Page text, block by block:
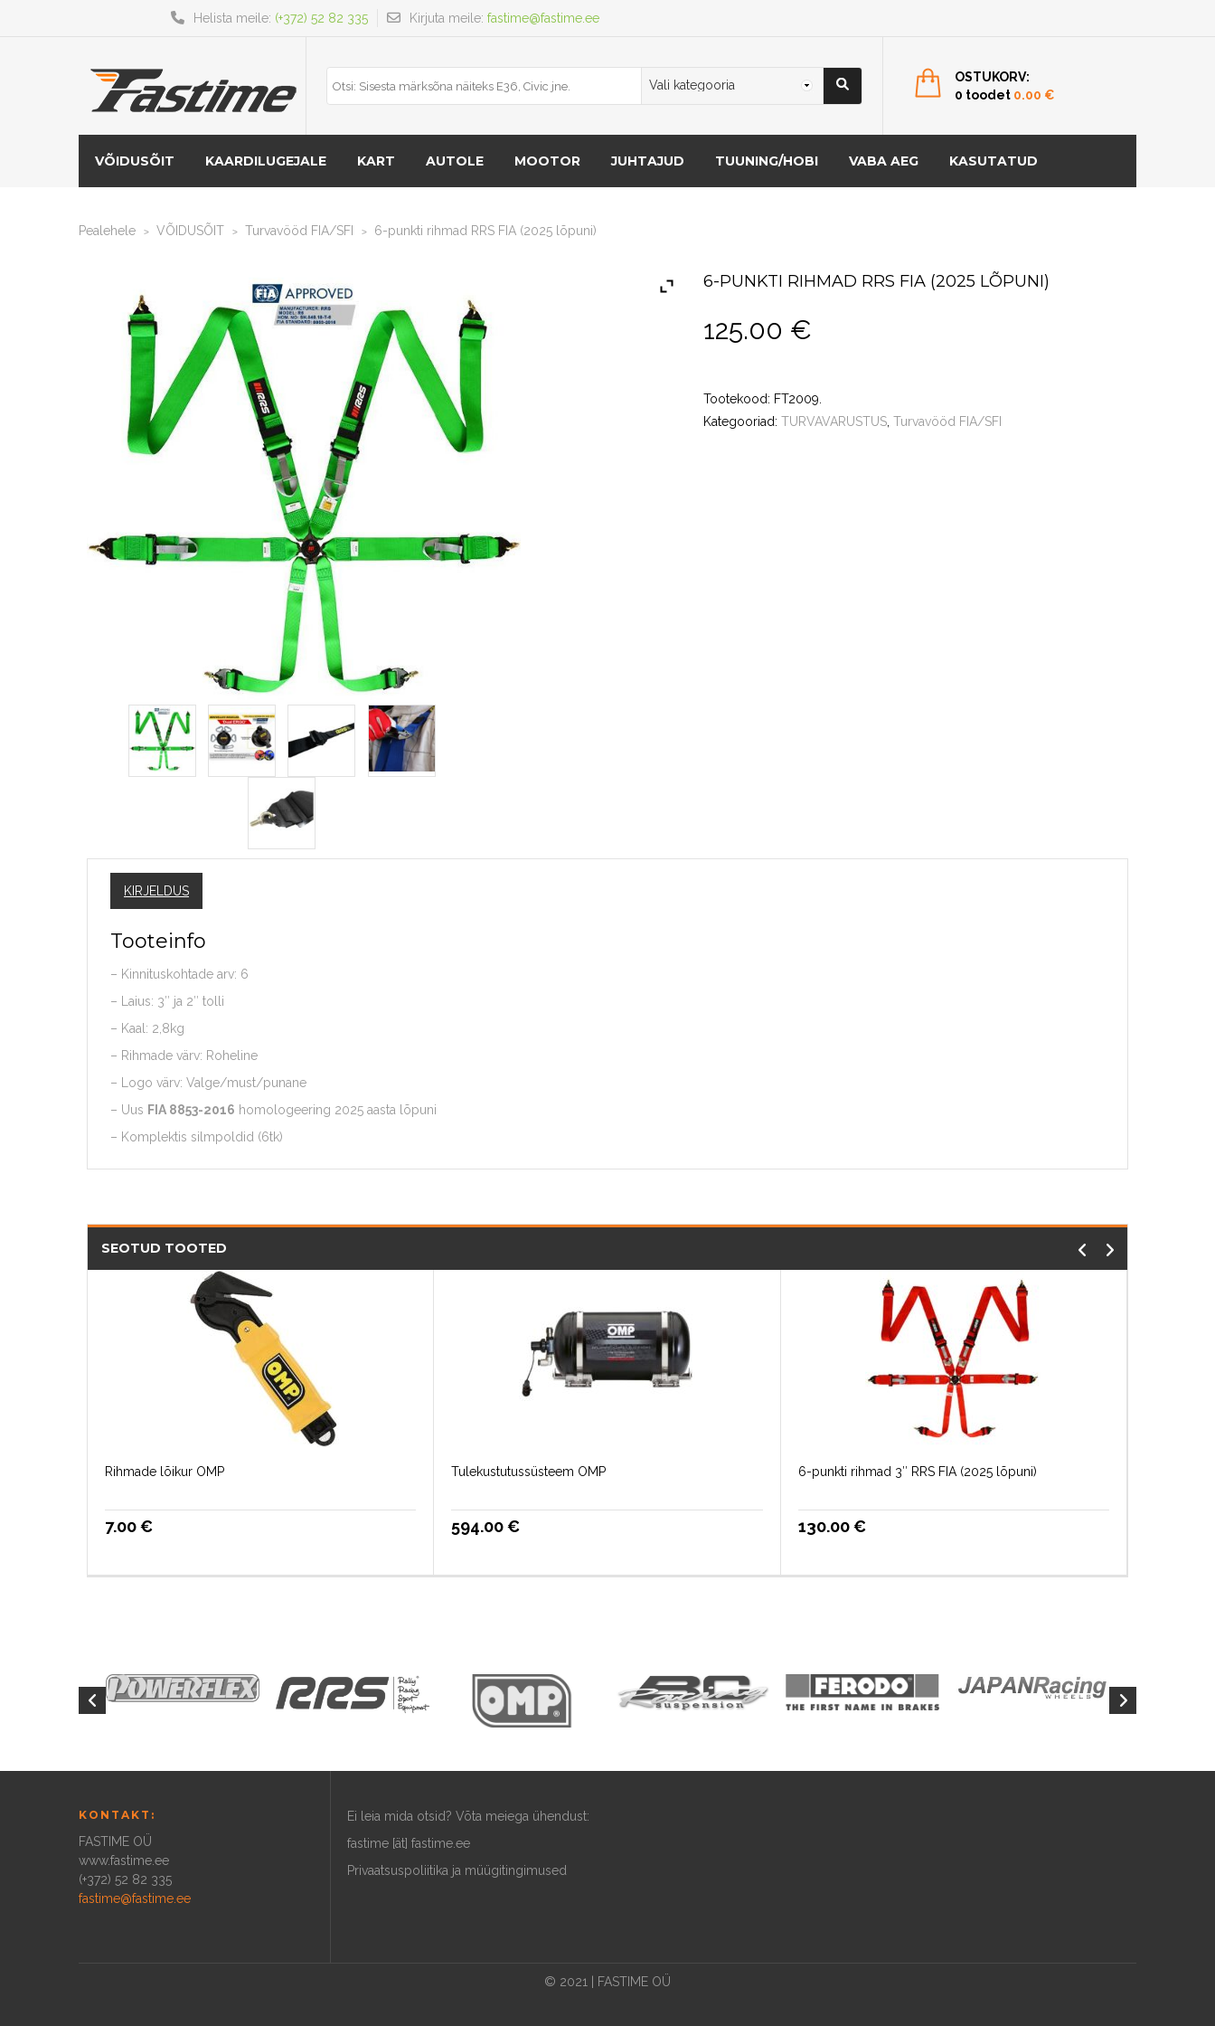
Kirjuta meile: fastime@fastime.ee
Helista meile: (+372) 52 82 335
OSTUKORV:
0 toodet 0.00 €
VÕIDUSÕIT KAARDILUGEJALE KART AUTOLE MOOTOR JUHTAJUD TUUNING/HOBI VABA AEG KASUTATUD
Pealehele > VÕIDUSÕIT > Turvavööd FIA/SFI > 6-punkti rihmad RRS FIA (2025 lõpuni)
6-PUNKTI RIHMAD RRS FIA (2025 LÕPUNI)
125.00 €
Tootekood: FT2009
Kategooriad:TURVAVARUSTUS ,Turvavööd FIA/SFI
KIRJELDUS
Tooteinfo
– Kinnituskohtade arv: 6
– Laius: 3″ ja 2″ tolli
– Kaal: 2,8kg
– Rihmade värv: Roheline
– Logo värv: Valge/must/punane
– Uus FIA 8853-2016 homologeering 2025 aasta lõpuni
– Komplektis silmpoldid (6tk)
SEOTUD TOOTED
Rihmade lõikur OMP
7.00€
Tulekustutussüsteem OMP
594.00€
6-punkti rihmad 3″ RRS FIA (2025 lõpuni)
130.00€
KONTAKT:
FASTIME OÜ
www.fastime.ee
(+372) 52 82 335
fastime@fastime.ee
Ei leia mida otsid? Võta meiega ühendust:
fastime [ät] fastime.ee
Privaatsuspoliitika ja müügitingimused
© 2021 | FASTIME OÜ